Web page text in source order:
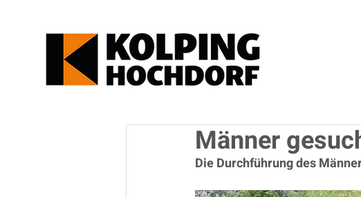
Männer
Die Durchführung des